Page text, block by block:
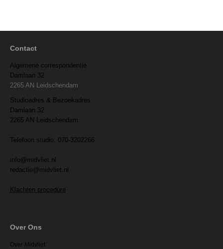
Contact
Algemene correspondentie
Damlaan 32
2265 AN Leidschendam
Studioadres & Bezoekadres
Damlaan 32
2265 AN Leidschendam
Telefoon studio: 070-3202266
info@midvliet.nl
redactie@midvliet.nl
Klachten procedure
Over Ons
Over Midvliet